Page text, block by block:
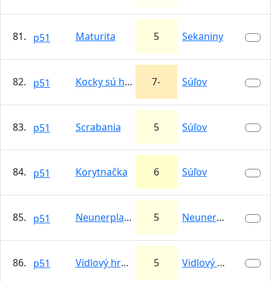
81. p51 Maturita 5 Sekaniny
82. p51 Kocky sú hodené 7- Súľov
83. p51 Scrabania 5 Súľov
84. p51 Korytnačka 6 Súľov
85. p51 Neunerplatte Messner Führe 5 Neunerplatte…
86. p51 Vidlový hrebeň 5 Vidlový hrebeň